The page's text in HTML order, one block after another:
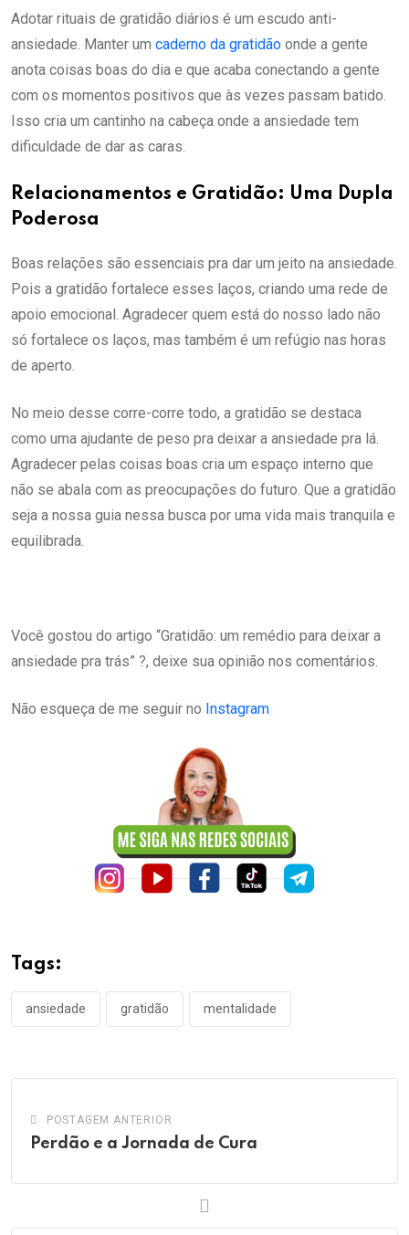
Adotar rituais de gratidão diários é um escudo anti-
ansiedade. Manter um caderno da gratidão onde a gente
anota coisas boas do dia e que acaba conectando a gente
com os momentos positivos que às vezes passam batido.
Isso cria um cantinho na cabeça onde a ansiedade tem
dificuldade de dar as caras.
Relacionamentos e Gratidão: Uma Dupla
Poderosa
Boas relações são essenciais pra dar um jeito na ansiedade.
Pois a gratidão fortalece esses laços, criando uma rede de
apoio emocional. Agradecer quem está do nosso lado não
só fortalece os laços, mas também é um refúgio nas horas
de aperto.
No meio desse corre-corre todo, a gratidão se destaca
como uma ajudante de peso pra deixar a ansiedade pra lá.
Agradecer pelas coisas boas cria um espaço interno que
não se abala com as preocupações do futuro. Que a gratidão
seja a nossa guia nessa busca por uma vida mais tranquila e
equilibrada.
Você gostou do artigo “Gratidão: um remédio para deixar a
ansiedade pra trás” ?, deixe sua opinião nos comentários.
Não esqueça de me seguir no Instagram
Tags:
ansiedade gratidão mentalidade
POSTAGEM ANTERIOR
Perdão e a Jornada de Cura